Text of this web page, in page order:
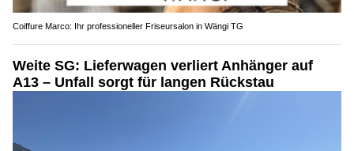
Coiffure Marco: Ihr professioneller Friseursalon in Wängi TG
Weite SG: Lieferwagen verliert Anhänger auf
A13 – Unfall sorgt für langen Rückstau